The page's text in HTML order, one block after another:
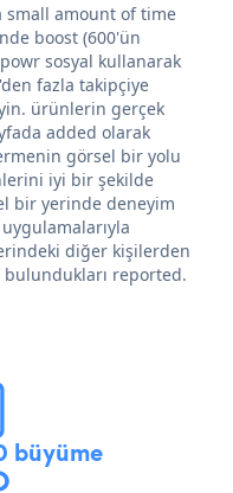
small amount of time
boost (600'ün
sosyal kullanarak
fazla takipçiye
ürünlerin gerçek
added olarak
görsel bir yolu
iyi bir şekilde
bir yerinde deneyim
diğer kişilerden
reported.
büyüme